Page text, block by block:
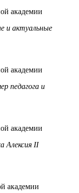
академии
и актуальные
академии
педагога и
академии
Алексия II
академии